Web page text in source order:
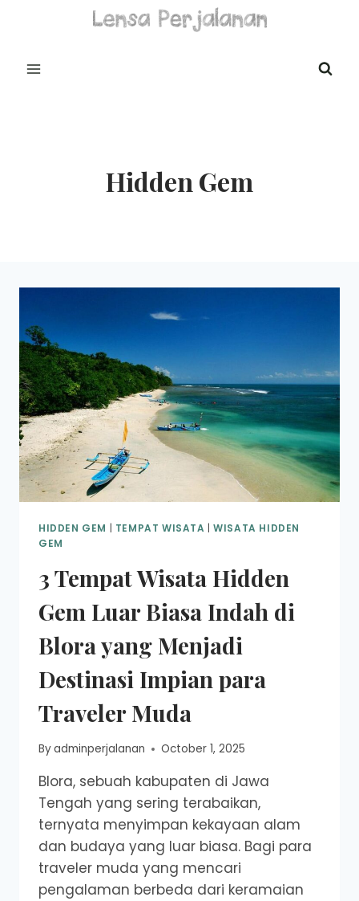
Hidden Gem
HIDDEN GEM TEMPAT WISATA |WISATA HIDDEN
GEM
3 Tempat Wisata Hidden
Gem Luar Biasa Indah di
Blora yang Menjadi
Destinasi Impian para
Traveler Muda
Byadminperjalanan October 1, 2025
Blora, sebuah kabupaten di Jawa
Tengah yang sering terabaikan,
ternyata menyimpan kekayaan alam
dan budaya yang luar biasa. Bagi para
traveler muda yang mencari
pengalaman berbeda dari keramaian